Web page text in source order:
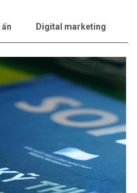
ấn Digital marketing